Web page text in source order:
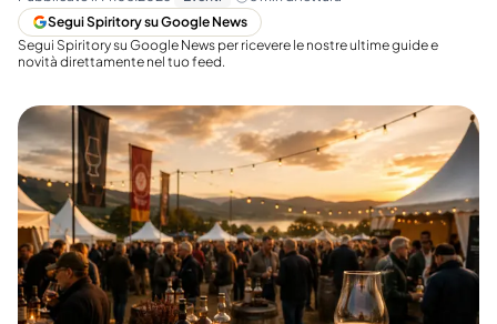
Segui Spiritory su Google News
Segui Spiritory su Google News per ricevere le nostre ultime guide e
novità direttamente nel tuo feed.